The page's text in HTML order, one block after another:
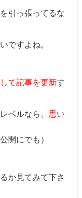
引っ張ってるな
ですよね。
て記事を更新す
ベルなら、 思い
開にでも）
か見てみて下さ